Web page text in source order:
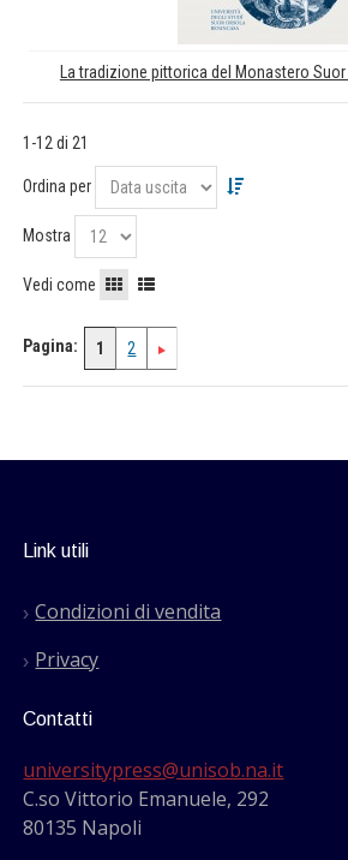
La tradizione pittorica del Monastero
1-12 di 21
Ordina per
Mostra
Vedi come
Pagina: 1 2
Link utili
Condizioni di vendita
Privacy
Contatti
universitypress@unisob.na.it
C.so Vittorio Emanuele, 292
80135 Napoli